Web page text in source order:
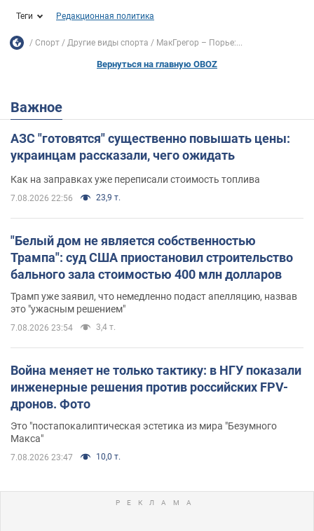
Теги Редакционная политика
Спорт Другие виды спорта МакГрегор – Порье:...
Вернуться на главную OBOZ
Важное
АЗС "готовятся" существенно повышать цены:
украинцам рассказали, чего ожидать
Как на заправках уже переписали стоимость топлива
7.08.2026 22:56 23,9 т.
"Белый дом не является собственностью
Трампа": суд США приостановил строительство
бального зала стоимостью 400 млн долларов
Трамп уже заявил, что немедленно подаст апелляцию, назвав
это "ужасным решением"
7.08.2026 23:54 3,4 т.
Война меняет не только тактику: в НГУ показали
инженерные решения против российских FPV-
дронов. Фото
Это "постапокалиптическая эстетика из мира "Безумного
Макса"
7.08.2026 23:47 10,0 т.